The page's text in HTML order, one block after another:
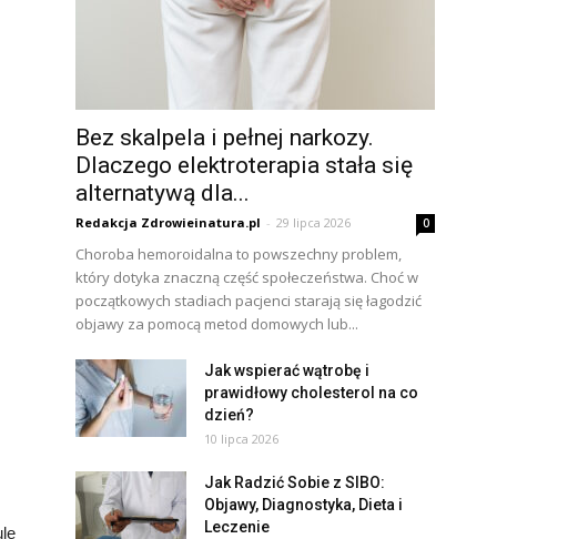
Bez skalpela i pełnej narkozy.
Dlaczego elektroterapia stała się
alternatywą dla...
Redakcja Zdrowieinatura.pl - 29 lipca 2026 0
Choroba hemoroidalna to powszechny problem,
który dotyka znaczną część społeczeństwa. Choć w
początkowych stadiach pacjenci starają się łagodzić
objawy za pomocą metod domowych lub...
Jak wspierać wątrobę i
prawidłowy cholesterol na co
dzień?
10 lipca 2026
Jak Radzić Sobie z SIBO:
Objawy, Diagnostyka, Dieta i
Leczenie